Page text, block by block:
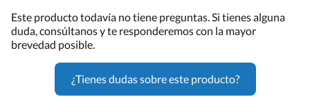
Este producto todavía no tiene preguntas. Si tienes alguna
duda, consúltanos y te responderemos con la mayor
brevedad posible.
¿Tienes dudas sobre este producto?